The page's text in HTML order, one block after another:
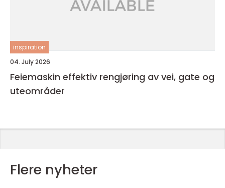
inspiration
04. July 2026
Feiemaskin effektiv rengjøring av vei, gate og
uteområder
Flere nyheter